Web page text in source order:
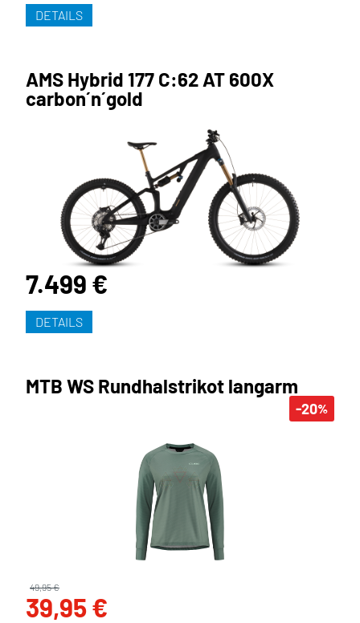
DETAILS
AMS Hybrid 177 C:62 AT 600X
carbon´n´gold
7.499 €
DETAILS
-20%
MTB WS Rundhalstrikot langarm
39,95 €
49,95 €